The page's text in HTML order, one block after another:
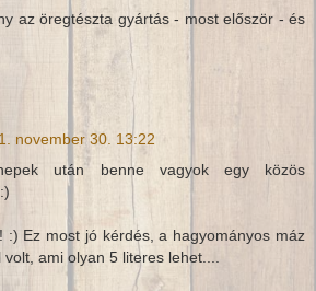
az öregtészta gyártás - most először - és
november 30. 13:22
után benne vagyok egy közös
:) Ez most jó kérdés, a hagyományos máz
ami olyan 5 literes lehet....